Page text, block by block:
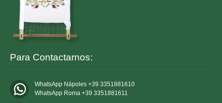
Para Contactarnos:
WhatsApp Nápoles +39 3351881610
WhatsApp Roma +39 3351881611